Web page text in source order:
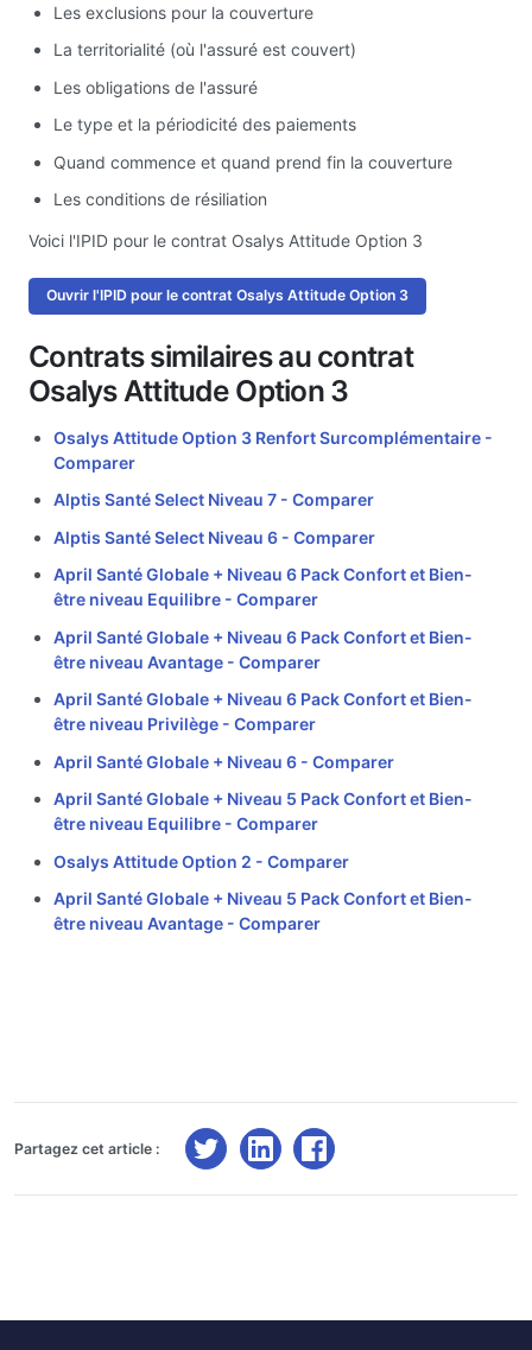
Les exclusions pour la couverture
La territorialité (où l'assuré est couvert)
Les obligations de l'assuré
Le type et la périodicité des paiements
Quand commence et quand prend fin la couverture
Les conditions de résiliation
Voici l'IPID pour le contrat Osalys Attitude Option 3
Ouvrir l'IPID pour le contrat Osalys Attitude Option 3
Contrats similaires au contrat
Osalys Attitude Option 3
Osalys Attitude Option 3 Renfort Surcomplémentaire -
Comparer
Alptis Santé Select Niveau 7 - Comparer
Alptis Santé Select Niveau 6 - Comparer
April Santé Globale + Niveau 6 Pack Confort et Bien-
être niveau Equilibre - Comparer
April Santé Globale + Niveau 6 Pack Confort et Bien-
être niveau Avantage - Comparer
April Santé Globale + Niveau 6 Pack Confort et Bien-
être niveau Privilège - Comparer
April Santé Globale + Niveau 6 - Comparer
April Santé Globale + Niveau 5 Pack Confort et Bien-
être niveau Equilibre - Comparer
Osalys Attitude Option 2 - Comparer
April Santé Globale + Niveau 5 Pack Confort et Bien-
être niveau Avantage - Comparer
Partagez cet article :